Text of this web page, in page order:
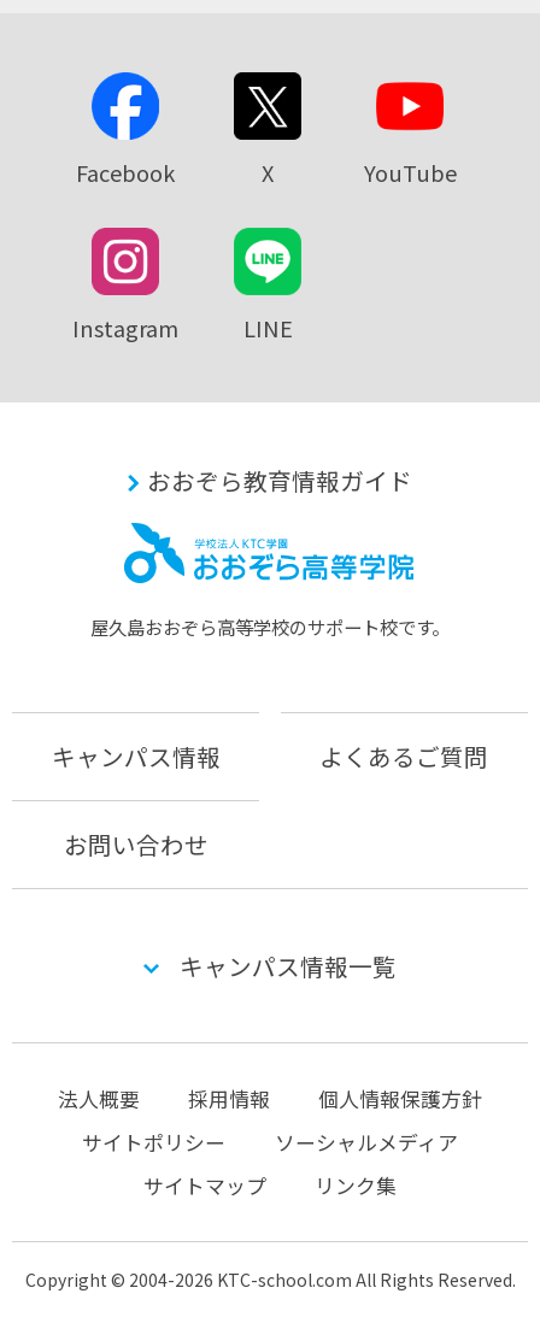
Facebook X YouTube
Instagram LINE
おおぞら教育情報ガイド
屋久島おおぞら⾼等学校のサポート校です。
キャンパス情報 よくあるご質問
お問い合わせ
キャンパス情報一覧
法人概要 採用情報
個人情報保護方針
サイトポリシー
ソーシャルメディア
サイトマップ
リンク集
Copyright © 2004-2026 KTC-school.com All Rights Reserved.